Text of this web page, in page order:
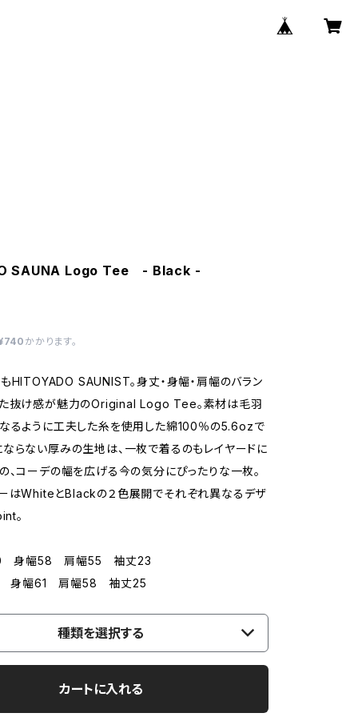
SAUNA Logo Tee - Black -
かかります。
HITOYADO SAUNIST。身丈・身幅・肩幅のバラン
抜け感が魅力のOriginal Logo Tee。素材は毛羽
るように工夫した糸を使用した綿100％の5.6ozで
らない厚みの生地は、一枚で着るのもレイヤードに
、コーデの幅を広げる今の気分にぴったりな一枚。
はWhiteとBlackの２色展開でそれぞれ異なるデザ
。
身幅58 肩幅55 袖丈23
身幅61 肩幅58 袖丈25
種類を選択する
カートに入れる